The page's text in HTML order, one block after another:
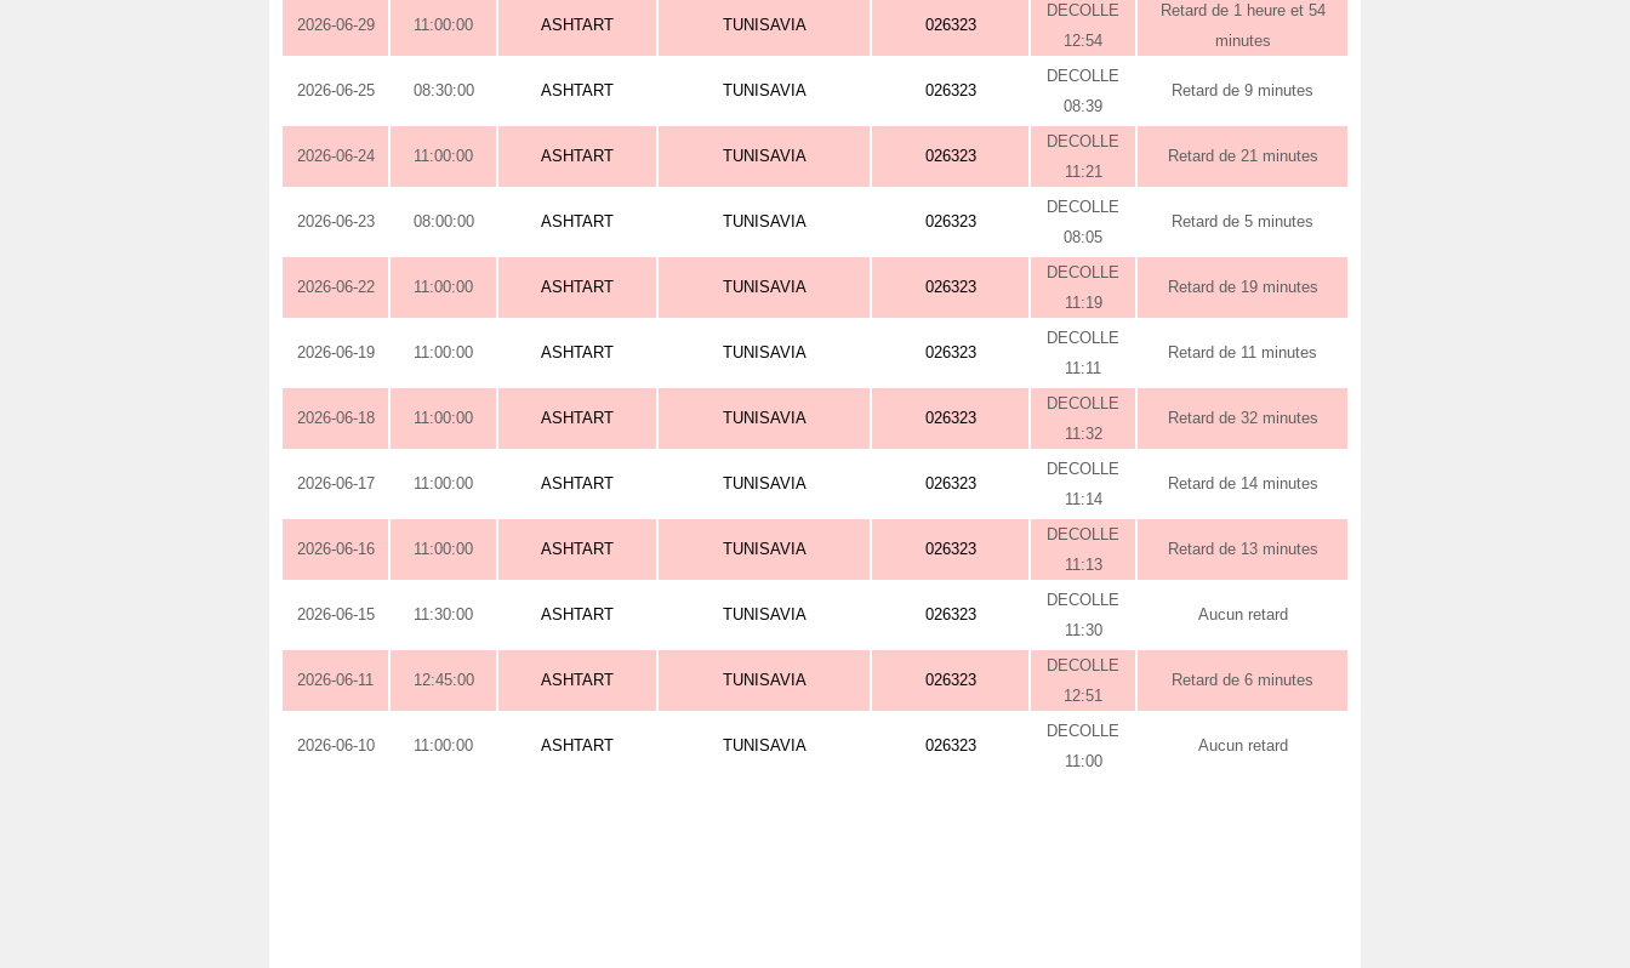
2026-06-29 11:00:00 ASHTART TUNISAVIA 026323
DECOLLE
12:54
Retard de 1 heure et 54
minutes
2026-06-25 08:30:00 ASHTART TUNISAVIA 026323
DECOLLE
08:39
Retard de 9 minutes
2026-06-24 11:00:00 ASHTART TUNISAVIA 026323
DECOLLE
11:21
Retard de 21 minutes
2026-06-23 08:00:00 ASHTART TUNISAVIA 026323
DECOLLE
08:05
Retard de 5 minutes
2026-06-22 11:00:00 ASHTART TUNISAVIA 026323
DECOLLE
11:19
Retard de 19 minutes
2026-06-19 11:00:00 ASHTART TUNISAVIA 026323
DECOLLE
11:11
Retard de 11 minutes
2026-06-18 11:00:00 ASHTART TUNISAVIA 026323
DECOLLE
11:32
Retard de 32 minutes
2026-06-17 11:00:00 ASHTART TUNISAVIA 026323
DECOLLE
11:14
Retard de 14 minutes
2026-06-16 11:00:00 ASHTART TUNISAVIA 026323
DECOLLE
11:13
Retard de 13 minutes
2026-06-15 11:30:00 ASHTART TUNISAVIA 026323
DECOLLE
11:30
Aucun retard
2026-06-11 12:45:00 ASHTART TUNISAVIA 026323
DECOLLE
12:51
Retard de 6 minutes
2026-06-10 11:00:00 ASHTART TUNISAVIA 026323
DECOLLE
11:00
Aucun retard